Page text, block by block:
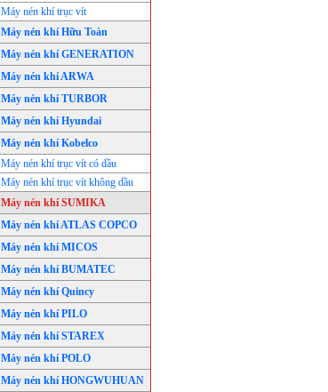
Máy nén khí trục vít
Máy nén khí Hữu Toàn
Máy nén khí GENERATION
Máy nén khí ARWA
Máy nén khí TURBOR
Máy nén khí Hyundai
Máy nén khí Kobelco
Máy nén khí trục vít có dầu
Máy nén khí trục vít không dầu
Máy nén khí SUMIKA
Máy nén khí ATLAS COPCO
Máy nén khí MICOS
Máy nén khí BUMATEC
Máy nén khí Quincy
Máy nén khí PILO
Máy nén khí STAREX
Máy nén khí POLO
Máy nén khí HONGWUHUAN